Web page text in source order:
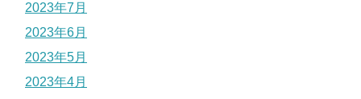
2023年7月
2023年6月
2023年5月
2023年4月